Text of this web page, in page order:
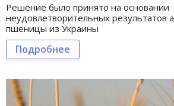
Решение было принято на основании
неудовлетворительных результатов
пшеницы из Украины
Подробнее